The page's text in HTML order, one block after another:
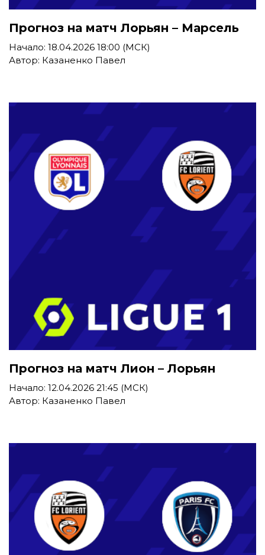
Прогноз на матч Лорьян – Марсель
Начало: 18.04.2026 18:00 (МСК)
Автор: Казаненко Павел
Прогноз на матч Лион – Лорьян
Начало: 12.04.2026 21:45 (МСК)
Автор: Казаненко Павел